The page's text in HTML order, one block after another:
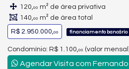
120,00 m² de área privativa
140,00 m² de área total
R$ 2.950.000,00 financiamento bancário
Condomínio: R$ 1.100, 00 (valor
Agendar Visita com